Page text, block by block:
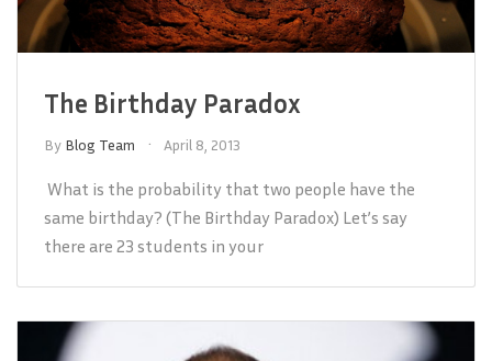
The Birthday Paradox
By Blog Team April 8, 2013
What is the probability that two people have the
same birthday? (The Birthday Paradox) Let’s say
there are 23 students in your